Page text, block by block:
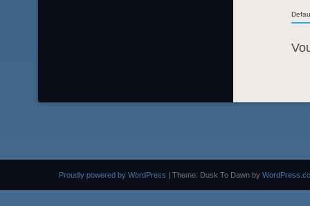
Proudly powered by WordPress Theme: Dusk To Dawn by